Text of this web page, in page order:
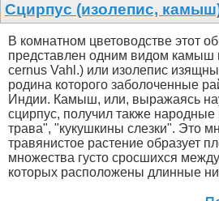
Сцирпус (изолепис,
В комнатном цветоводстве этот
представлен одним видом камыш
сеrnus Vahl.) или изолепис
родина которого заболоченные
Индии. Камыш, или, выражаясь
сцирпус, получил также
трава", "кукушкины слезки". Это
травянистое растение образует
множества густо сросшихся
которых расположены длинные